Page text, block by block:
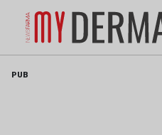
PUB